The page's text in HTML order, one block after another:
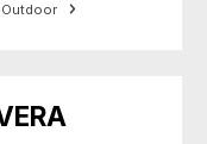
Outdoor